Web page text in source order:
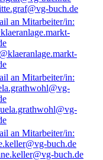
buch.de
buch.de